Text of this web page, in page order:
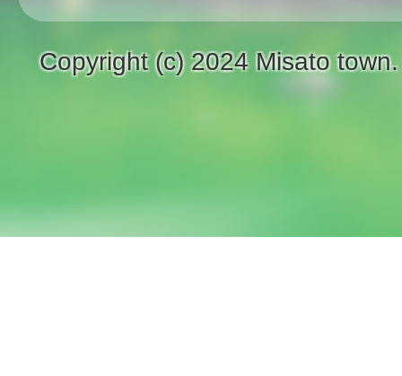
Copyright (c) 2024 Misato